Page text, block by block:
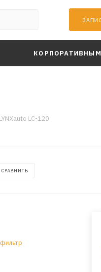
LC-120
СРАВНИТЬ